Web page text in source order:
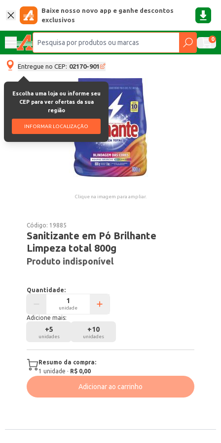
Baixe nosso novo app e ganhe descontos
exclusivos
0
Entregue no CEP: 02170-901
Escolha uma loja ou informe seu
CEP para ver ofertas da sua
região
INFORMAR LOCALIZAÇÃO
Clique na imagem para ampliar.
Código: 19885
Sanitizante em Pó Brilhante
Limpeza total 800g
Produto indisponível
Quantidade:
unidade
Adicione mais:
+5
unidades
+10
unidades
Resumo da compra:
1 unidade · R$ 0,00
Adicionar ao carrinho